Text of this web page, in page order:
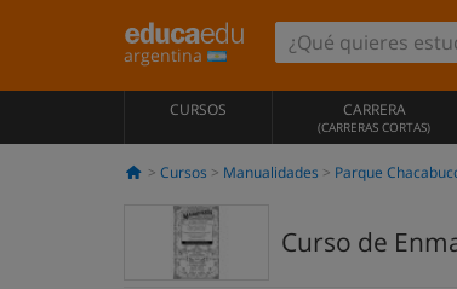
argentina
CURSOS CARRERA
(CARRERAS CORTAS)
Cursos Manualidades Parque
Curso de